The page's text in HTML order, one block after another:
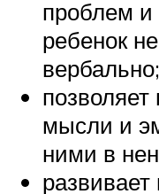
проблем и
ребенок
вербально;
позволяет
мысли и
ними в